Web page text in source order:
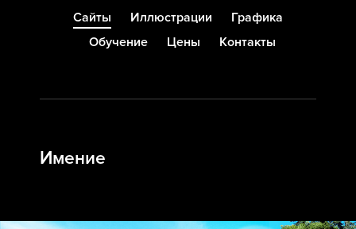
Сайты Иллюстрации
Графика
Обучение
Цены Контакты
Имение